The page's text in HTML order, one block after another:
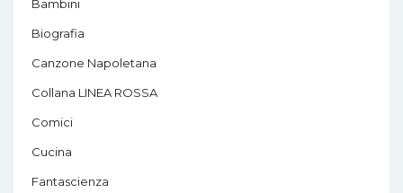
Bambini
Biografia
Canzone Napoletana
Collana LINEA ROSSA
Comici
Cucina
Fantascienza